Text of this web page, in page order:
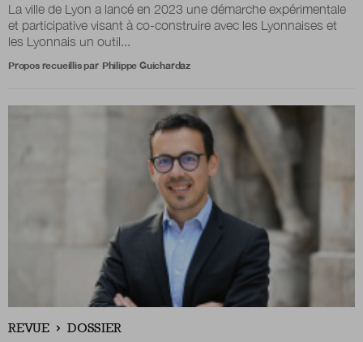
Qui sommes-nous ?
Nous contacter
Renseignez votre email afin de suivre l'actualité
de la transformation publique.
Nous suivre
La ville de Lyon a lancé en 2023 une démarche expérimentale
et participative visant à co-construire avec les Lyonnaises et
les Lyonnais un outil...
Propos recueillis par Philippe Guichardaz
REVUE DOSSIER